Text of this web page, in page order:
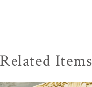
Related Items